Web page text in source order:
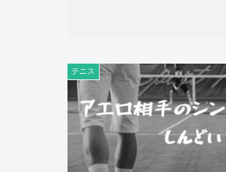
テニス